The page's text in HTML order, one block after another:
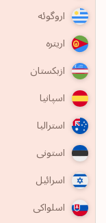
اروگوئه
اریتره
ازبکستان
اسپانیا
استرالیا
استونی
اسرائیل
اسلواکی